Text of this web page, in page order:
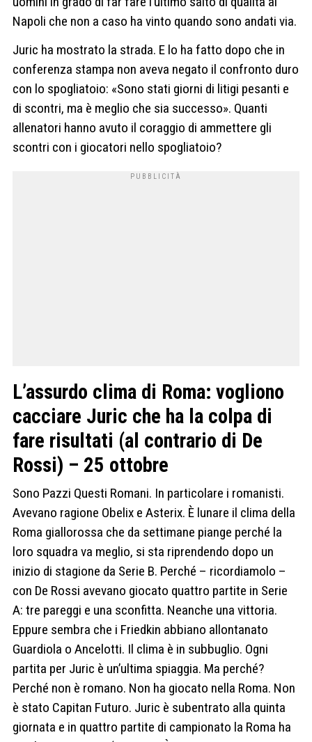
Napoli che non a caso ha vinto quando sono andati via.
Juric ha mostrato la strada. E lo ha fatto dopo che in
conferenza stampa non aveva negato il confronto duro
con lo spogliatoio: «Sono stati giorni di litigi pesanti e
di scontri, ma è meglio che sia successo». Quanti
allenatori hanno avuto il coraggio di ammettere gli
scontri con i giocatori nello spogliatoio?
L’assurdo clima di Roma: vogliono
cacciare Juric che ha la colpa di
fare risultati (al contrario di De
Rossi) – 25 ottobre
Sono Pazzi Questi Romani. In particolare i romanisti.
Avevano ragione Obelix e Asterix. È lunare il clima della
Roma giallorossa che da settimane piange perché la
loro squadra va meglio, si sta riprendendo dopo un
inizio di stagione da Serie B. Perché – ricordiamolo –
con De Rossi avevano giocato quattro partite in Serie
A: tre pareggi e una sconfitta. Neanche una vittoria.
Eppure sembra che i Friedkin abbiano allontanato
Guardiola o Ancelotti. Il clima è in subbuglio. Ogni
partita per Juric è un’ultima spiaggia. Ma perché?
Perché non è romano. Non ha giocato nella Roma. Non
è stato Capitan Futuro. Juric è subentrato alla quinta
giornata e in quattro partite di campionato la Roma ha